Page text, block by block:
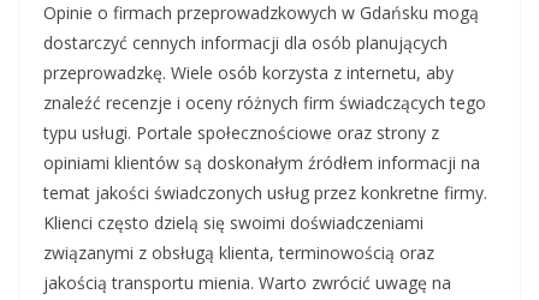
Opinie o firmach przeprowadzkowych w Gdańsku mogą
dostarczyć cennych informacji dla osób planujących
przeprowadzkę. Wiele osób korzysta z internetu, aby
znaleźć recenzje i oceny różnych firm świadczących tego
typu usługi. Portale społecznościowe oraz strony z
opiniami klientów są doskonałym źródłem informacji na
temat jakości świadczonych usług przez konkretne firmy.
Klienci często dzielą się swoimi doświadczeniami
związanymi z obsługą klienta, terminowością oraz
jakością transportu mienia. Warto zwrócić uwagę na